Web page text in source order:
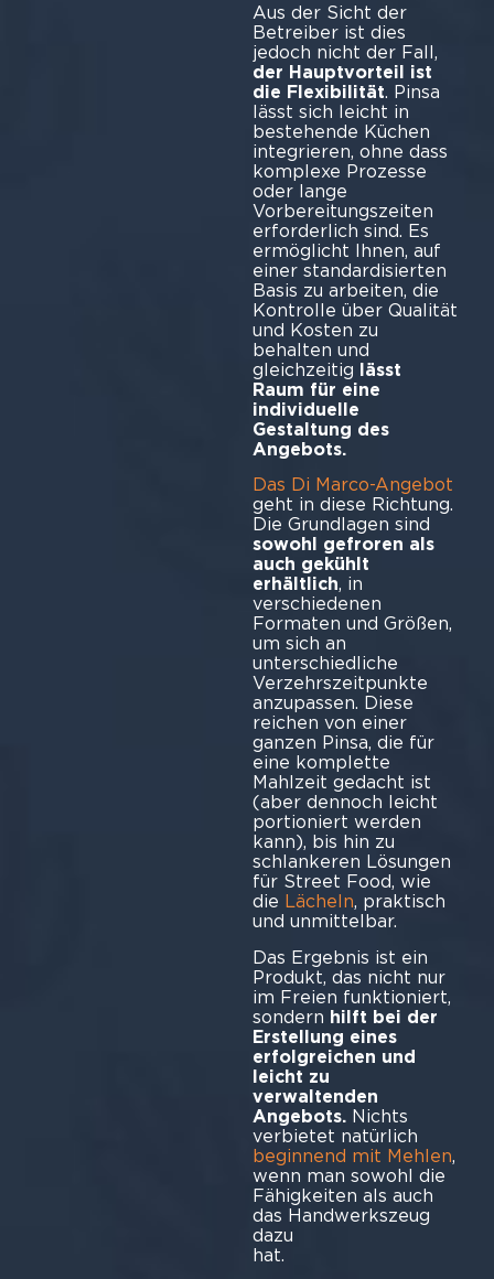
Aus der Sicht der
Betreiber ist dies
jedoch nicht der Fall,
der Hauptvorteil ist
die Flexibilität. Pinsa
lässt sich leicht in
bestehende Küchen
integrieren, ohne dass
komplexe Prozesse
oder lange
Vorbereitungszeiten
erforderlich sind. Es
ermöglicht Ihnen, auf
einer standardisierten
Basis zu arbeiten, die
Kontrolle über Qualität
und Kosten zu
behalten und
gleichzeitig lässt
Raum für eine
individuelle
Gestaltung des
Angebots.
Das Di Marco-Angebot
geht in diese Richtung.
Die Grundlagen sind
sowohl gefroren als
auch gekühlt
erhältlich, in
verschiedenen
Formaten und Größen,
um sich an
unterschiedliche
Verzehrszeitpunkte
anzupassen. Diese
reichen von einer
ganzen Pinsa, die für
eine komplette
Mahlzeit gedacht ist
(aber dennoch leicht
portioniert werden
kann), bis hin zu
schlankeren Lösungen
für Street Food, wie
die Lächeln, praktisch
und unmittelbar.
Das Ergebnis ist ein
Produkt, das nicht nur
im Freien funktioniert,
sondern hilft bei der
Erstellung eines
erfolgreichen und
leicht zu
verwaltenden
Angebots. Nichts
verbietet natürlich
beginnend mit Mehlen,
wenn man sowohl die
Fähigkeiten als auch
das Handwerkszeug
dazu